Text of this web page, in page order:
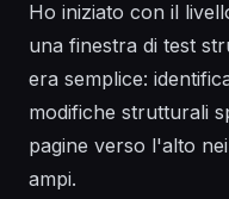
Ho iniziato con il
una finestra di test
era semplice:
modifiche strutturali
pagine verso l'alto
ampi.